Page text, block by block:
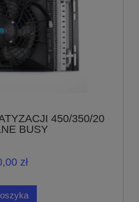
450/350/20
BUSY
zł